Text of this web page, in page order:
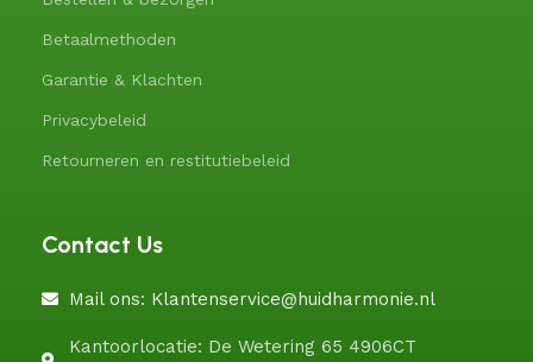
Betaalmethoden
Garantie & Klachten
Privacybeleid
Retourneren en restitutiebeleid
Contact Us
Mail ons: Klantenservice@huidharmonie.nl
Kantoorlocatie: De Wetering 65 4906CT